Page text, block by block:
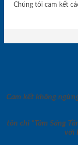
Chúng tôi cam kết
Cam kết không
tôn chỉ “Tâm Sáng
với